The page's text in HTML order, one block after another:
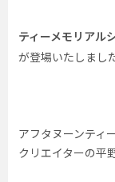
ティーメモリアル
が登場いたしまし
アフタヌーンティ
クリエイターの平